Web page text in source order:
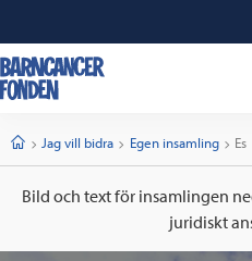
StartJag vill bidra Egen insamling Es
Bild och text för insamlingen
juridiskt